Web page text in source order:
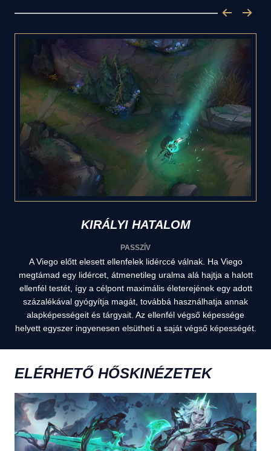
KIRÁLYI HATALOM
PASSZÍV
A Viego előtt elesett ellenfelek lidérccé válnak. Ha Viego
megtámad egy lidércet, átmenetileg uralma alá hajtja a halott
ellenfél testét, így a célpont maximális életerejének egy adott
százalékával gyógyítja magát, továbbá használhatja annak
alapképességeit és tárgyait. Az ellenfél végső képessége
helyett egyszer ingyenesen elsütheti a saját végső képességét.
ELÉRHETŐ HŐSKINÉZETEK